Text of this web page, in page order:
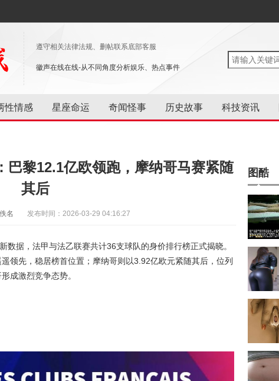
遵守相关法律法规、删帖联系底部客服
徽声在线在线-从不同角度分析娱乐、热点事件
性情感 星座命运 奇闻怪事 历史故事 科技资讯
巴黎12.1亿欧领跑，摩纳哥马赛紧随
其后
名 发布时间：2026-03-29 04:16:27
据，法甲与法乙联赛共计36支球队的身价排行榜正式揭晓。
领先，稳居榜首位置；摩纳哥则以3.92亿欧元紧随其后，位列
成激烈竞争态势。
图酷